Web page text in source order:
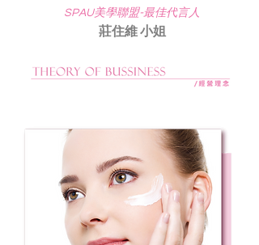
SPAU美學聯盟-最佳代言人
莊住維 小姐